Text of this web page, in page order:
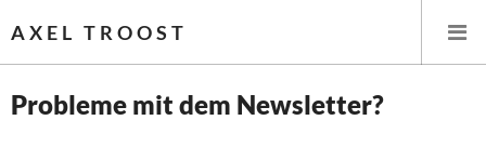
AXEL TROOST
Probleme mit dem Newsletter?